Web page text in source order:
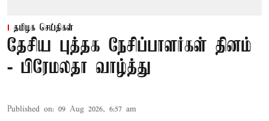
தமிழக செய்திகள்
தேசிய புத்தக நேசிப்பாளர்கள் தினம்
- பிரேமலதா வாழ்த்து
Published on: 09 Aug 2026, 6:57 am